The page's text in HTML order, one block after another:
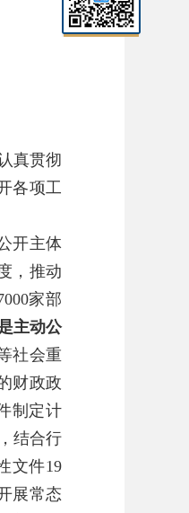
真贯彻
各项工
开主体
，推动
家部
主动公
社会重
财政政
制定计
结合行
文件19
展常态